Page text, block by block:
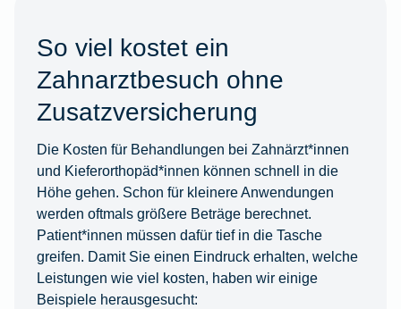
So viel kostet ein
Zahnarztbesuch ohne
Zusatzversicherung
Die Kosten für Behandlungen bei Zahnärzt*innen
und Kieferorthopäd*innen können schnell in die
Höhe gehen. Schon für kleinere Anwendungen
werden oftmals größere Beträge berechnet.
Patient*innen müssen dafür tief in die Tasche
greifen. Damit Sie einen Eindruck erhalten, welche
Leistungen wie viel kosten, haben wir einige
Beispiele herausgesucht: